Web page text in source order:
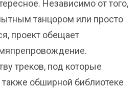
Независимо от того,
танцором или просто
проект обещает
треков, под которые
обширной библиотеке